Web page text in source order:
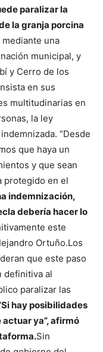
paralizar la
la granja porcina
una
municipal, y
y Cerro de los
en sus
multitudinarias en
la ley
“Desde
que haya un
y que sean
protegido en el
indemnización,
debería hacer lo
este
Ortuño.Los
que este paso
definitiva al
paralizar las
hay posibilidades
ya”, afirmó
Sin